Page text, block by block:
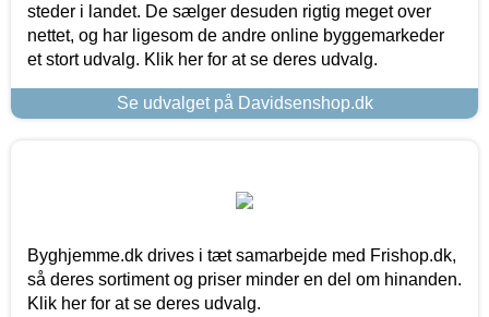
steder i landet. De sælger desuden rigtig meget over
nettet, og har ligesom de andre online byggemarkeder
et stort udvalg. Klik her for at se deres udvalg.
Se udvalget på Davidsenshop.dk
Byghjemme.dk drives i tæt samarbejde med Frishop.dk,
så deres sortiment og priser minder en del om hinanden.
Klik her for at se deres udvalg.